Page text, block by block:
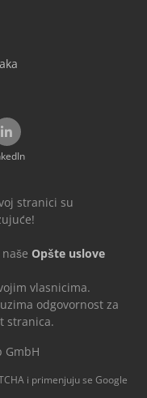
stranici su
Opšte uslove
vlasnicima.
odgovornost za
stranica.
GmbH
i primenjuju se Google